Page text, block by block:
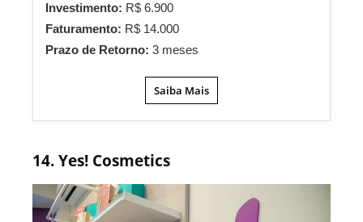
Investimento: R$ 6.900
Faturamento: R$ 14.000
Prazo de Retorno: 3 meses
Saiba Mais
14. Yes! Cosmetics